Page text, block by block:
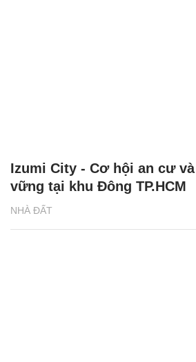
NHÀ ĐẤT
Izumi City - Cơ hội an cư
vững tại khu Đông TP.HCM